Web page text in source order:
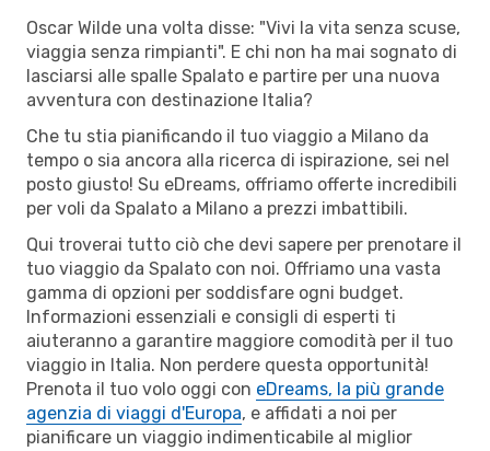
Oscar Wilde una volta disse: "Vivi la vita senza scuse,
viaggia senza rimpianti". E chi non ha mai sognato di
lasciarsi alle spalle Spalato e partire per una nuova
avventura con destinazione Italia?
Che tu stia pianificando il tuo viaggio a Milano da
tempo o sia ancora alla ricerca di ispirazione, sei nel
posto giusto! Su eDreams, offriamo offerte incredibili
per voli da Spalato a Milano a prezzi imbattibili.
Qui troverai tutto ciò che devi sapere per prenotare il
tuo viaggio da Spalato con noi. Offriamo una vasta
gamma di opzioni per soddisfare ogni budget.
Informazioni essenziali e consigli di esperti ti
aiuteranno a garantire maggiore comodità per il tuo
viaggio in Italia. Non perdere questa opportunità!
Prenota il tuo volo oggi con eDreams, la più grande
agenzia di viaggi d'Europa, e affidati a noi per
pianificare un viaggio indimenticabile al miglior